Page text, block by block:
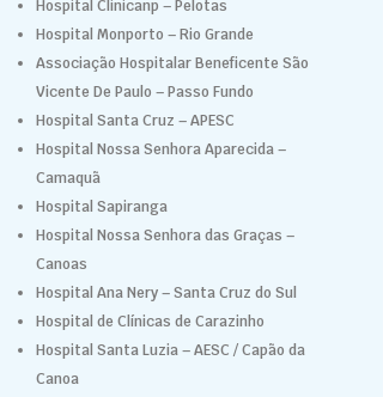
Hospital Clinicanp – Pelotas
Hospital Monporto – Rio Grande
Associação Hospitalar Beneficente São
Vicente De Paulo – Passo Fundo
Hospital Santa Cruz – APESC
Hospital Nossa Senhora Aparecida –
Camaquã
Hospital Sapiranga
Hospital Nossa Senhora das Graças –
Canoas
Hospital Ana Nery – Santa Cruz do Sul
Hospital de Clínicas de Carazinho
Hospital Santa Luzia – AESC / Capão da
Canoa